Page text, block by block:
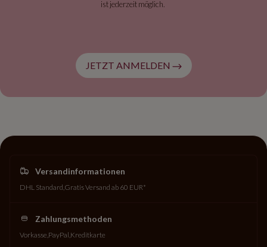
ist jederzeit möglich.
JETZT ANMELDEN
Versandinformationen
DHL Standard Gratis Versand ab 60 EUR*
Zahlungsmethoden
Vorkasse PayPal Kreditkarte